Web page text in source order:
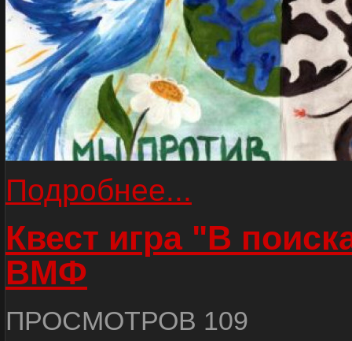
Подробнее...
Квест игра "В
ВМФ
ПРОСМОТРОВ 109